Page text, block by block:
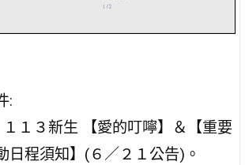
:
１１３新生 【愛的叮嚀】＆【重要
日程須知】(６／２１公告)。